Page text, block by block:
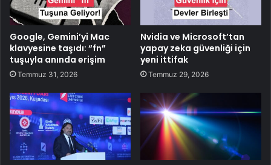
Google, Gemini’yi Mac
klavyesine taşıdı: “fn”
tuşuyla anında erişim
Temmuz 31, 2026
Nvidia ve Microsoft’tan
yapay zeka güvenliği için
yeni ittifak
Temmuz 29, 2026